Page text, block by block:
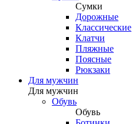
Сумки
Дорожные
Классические
Клатчи
Пляжные
Поясные
Рюкзаки
Для мужчин
Для мужчин
Обувь
Обувь